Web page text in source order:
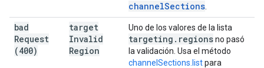
channelSections
bad
Request
(400)
target
Invalid
Region
Uno de los valores de la lista
targeting . regionsno pasó
la validación. Usa el método
channelSections.listpara